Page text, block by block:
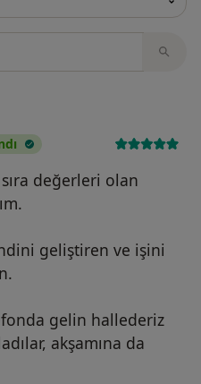
değerleri olan
geliştiren ve işini
gelin hallederiz
akşamına da